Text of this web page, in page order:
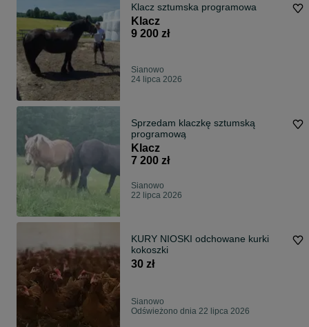
Klacz sztumska programowa
Klacz
9 200 zł
Sianowo
24 lipca 2026
Sprzedam klaczkę sztumską
programową
Klacz
7 200 zł
Sianowo
22 lipca 2026
KURY NIOSKI odchowane kurki
kokoszki
30 zł
Sianowo
Odświeżono dnia 22 lipca 2026